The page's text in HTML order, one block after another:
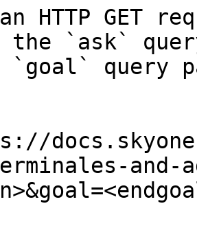
HTTP GET
the `ask`
query
and-